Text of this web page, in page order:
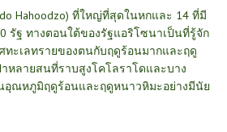
Hahoodzo) ที่ใหญ่ที่สุดในหกและ 14 ที่มี
รัฐ ทางตอนใต้ของรัฐแอริโซนาเป็นที่รู้จัก
ะเลทรายของตนกับฤดูร้อนมากและฤดู
หลายสนที่ราบสูงโคโลราโดและบาง
อุณหภูมิฤดูร้อนและฤดูหนาวหิมะอย่างมีนัย